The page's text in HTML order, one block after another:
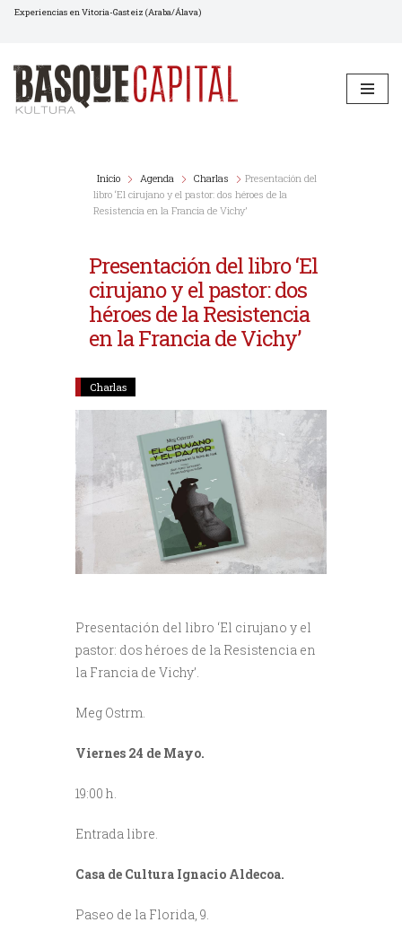
al
contenido
Experiencias en Vitoria-Gasteiz (Araba/Álava)
Inicio Agenda Charlas
Presentación del
libro ‘El cirujano y el pastor: dos héroes de la
Resistencia en la Francia de Vichy’
Presentación del libro ‘El
cirujano y el pastor: dos
héroes de la Resistencia
en la Francia de Vichy’
Charlas
Presentación del libro ‘El cirujano y el
pastor: dos héroes de la Resistencia en
la Francia de Vichy’.
Meg Ostrm.
Viernes 24 de Mayo.
19:00 h.
Entrada libre.
Casa de Cultura Ignacio Aldecoa.
Paseo de la Florida, 9.